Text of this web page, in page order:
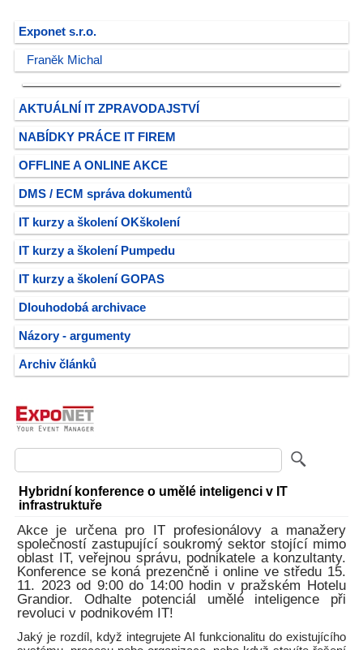
Exponet s.r.o.
Franěk Michal
AKTUÁLNÍ IT ZPRAVODAJSTVÍ
NABÍDKY PRÁCE IT FIREM
OFFLINE A ONLINE AKCE
DMS / ECM správa dokumentů
IT kurzy a školení OKškolení
IT kurzy a školení Pumpedu
IT kurzy a školení GOPAS
Dlouhodobá archivace
Názory - argumenty
Archiv článků
Hybridní konference o umělé inteligenci v IT
infrastruktuře
Akce je určena pro IT profesionálovy a manažery
společností zastupující soukromý sektor stojící mimo
oblast IT, veřejnou správu, podnikatele a konzultanty.
Konference se koná prezenčně i online ve středu 15.
11. 2023 od 9:00 do 14:00 hodin v pražském Hotelu
Grandior. Odhalte potenciál umělé inteligence při
revoluci v podnikovém IT!
Jaký je rozdíl, když integrujete AI funkcionalitu do existujícího